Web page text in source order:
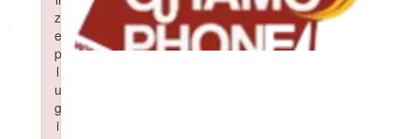
z
e
p
l
u
g
i